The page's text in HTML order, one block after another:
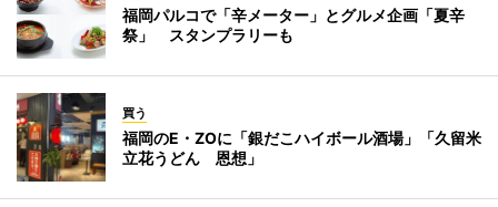
福岡パルコで「辛メーター」とグルメ企画「夏辛
祭」 スタンプラリーも
買う
福岡のE・ZOに「銀だこハイボール酒場」「久留米
立花うどん 恩想」